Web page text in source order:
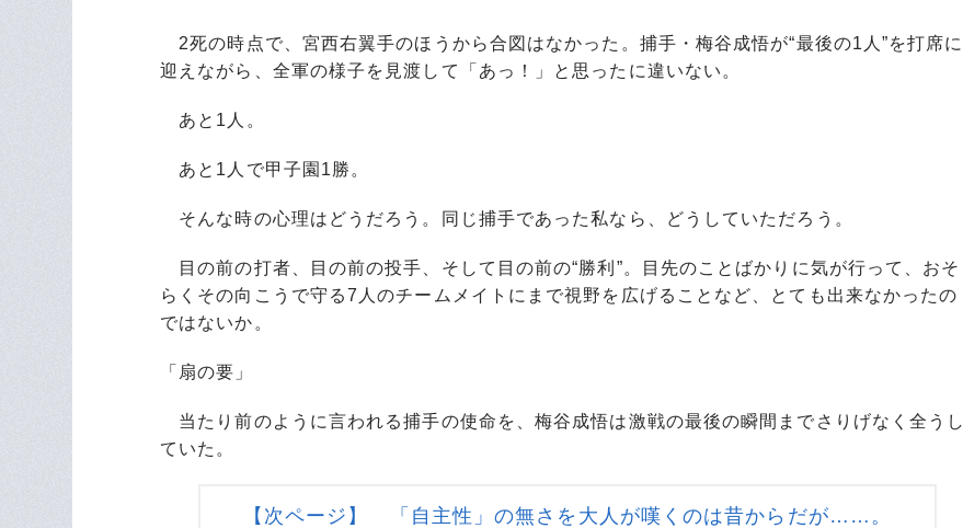
2死の時点で、宮西右翼手のほうから合図はなかった。捕手・梅谷成悟が“最後の1人”を打席に
迎えながら、全軍の様子を見渡して「あっ！」と思ったに違いない。
あと1人。
あと1人で甲子園1勝。
そんな時の心理はどうだろう。同じ捕手であった私なら、どうしていただろう。
目の前の打者、目の前の投手、そして目の前の“勝利”。目先のことばかりに気が行って、おそ
らくその向こうで守る7人のチームメイトにまで視野を広げることなど、とても出来なかったの
ではないか。
「扇の要」
当たり前のように言われる捕手の使命を、梅谷成悟は激戦の最後の瞬間までさりげなく全うし
ていた。
【次ページ】 「自主性」の無さを大人が嘆くのは昔からだが……。